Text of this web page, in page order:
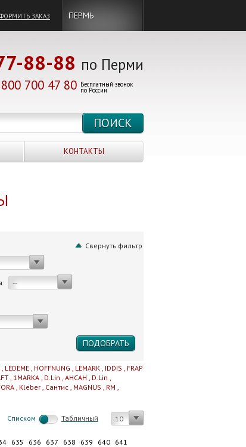
ЗАКАЗ ПЕРМЬ
88-88 по Перми
700 47 80 Бесплатный звонок
по России
КОНТАКТЫ
Свернуть фильтр
--
, LEDEME , HOFFNUNG , LEMARK , IDDIS , FRAP
, 1MARKA , D.Lin , AHCAH , D.Lin ,
, Kleber , Сантис , MAGNUS , RM ,
Cписком Табличный 10
635 636 637 638 639 640 641